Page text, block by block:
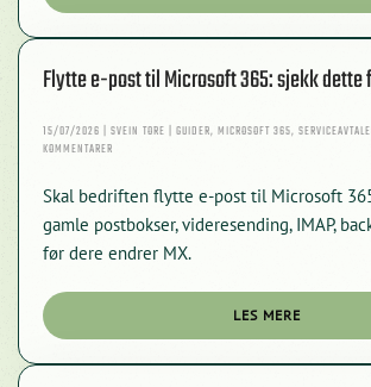
Flytte e-post til Microsoft 365: sjekk dette
15/07/2026 | SVEIN TORE | GUIDER, MICROSOFT 365,
KOMMENTARER
POST
TIL
MICROSOFT
365:
DETTE
Skal bedriften flytte e-post til Microsoft
gamle postbokser, videresending, IMAP,
før dere endrer MX.
LES MERE